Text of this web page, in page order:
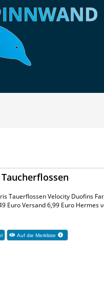
Tauerflossen Velocity Duofins
Euro Versand 6,99 Euro Hermes
Auf die Merkliste